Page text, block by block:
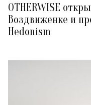
OTHERWISE
Воздвиженке и
Hedonism